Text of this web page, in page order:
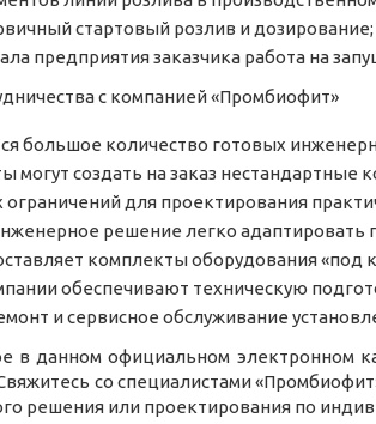
стартовый розлив и дозирование;
предприятия заказчика работа на
с компанией «Промбиофит»
большое количество готовых
могут создать на заказ
ограничений для проектирования
решение легко адаптировать
комплекты оборудования «под
обеспечивают техническую
и сервисное обслуживание
в данном официальном электронном
со специалистами
решения или проектирования по